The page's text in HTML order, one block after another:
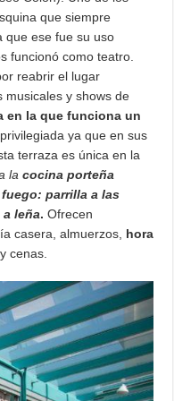
que siempre
que ese fue su uso
funcionó como teatro.
reabrir el lugar
musicales y shows de
en la que funciona un
ya que en sus
terraza es única en la
lacocina porteña
parrilla a las
leña. Ofrecen
casera, almuerzos, hora
cenas.